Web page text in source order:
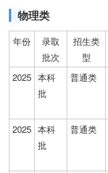
物理类
年份
录取
批次
招生类
型
2025 本科
批
普通类
2025 本科
批
普通类